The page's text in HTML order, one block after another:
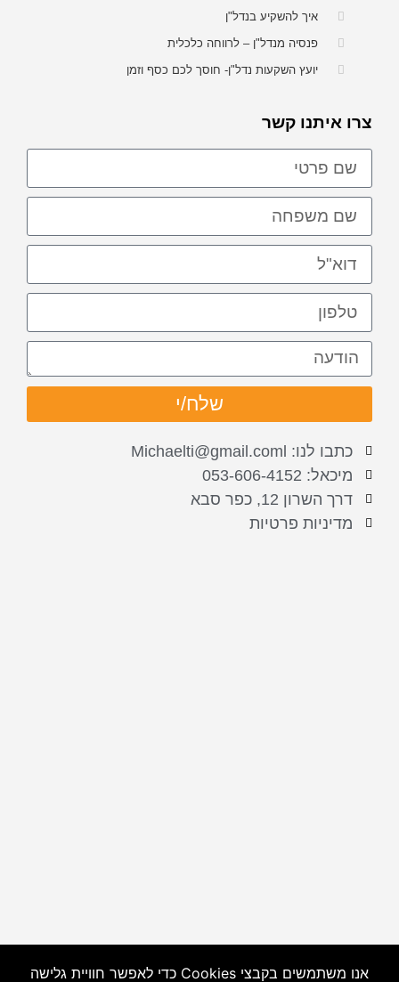
איך להשקיע בנדל"ן
פנסיה מנדל"ן – לרווחה כלכלית
יועץ השקעות נדל"ן- חוסך לכם כסף וזמן
צרו איתנו קשר
שלח/י
כתבו לנו: Michaelti@gmail.coml
מיכאל: 053-606-4152
דרך השרון 12, כפר סבא
מדיניות פרטיות
אנו משתמשים בקבצי Cookies כדי לאפשר חוויית גלישה